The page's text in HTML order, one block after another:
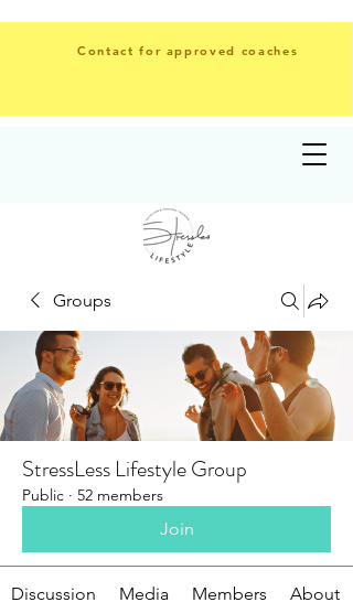
Contact for approved coaches
Groups
StressLess Lifestyle Group
Public · 52 members
Join
Discussion Media Members About